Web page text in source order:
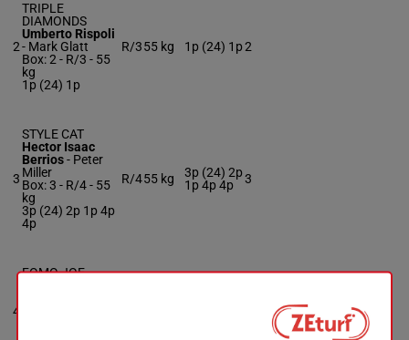
2
TRIPLE
DIAMONDS
Umberto Rispoli
- Mark Glatt
Box: 2 - R/3 - 55
kg
1p (24) 1p
R/355 kg 1p (24) 1p2
3
STYLE CAT
Hector Isaac
Berrios- Peter
Miller
Box: 3 - R/4 - 55
kg
3p (24) 2p 1p 4p
4p
R/455 kg
3p (24) 2p
1p 4p 4p
3
4
FOMO JOE